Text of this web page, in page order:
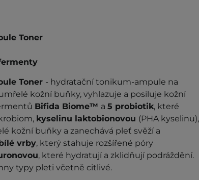
Toner
Toner - hydratační tonikum-ampule na
kožní buňky, vyhlazuje a posiluje kožní
Bifida Biome™ a 5 probiotik, které
kyselinu laktobionovou (PHA kyselinu),
kožní buňky a zanechává pleť svěží a
vrby, který stahuje rozšířené póry
, které hydratují a zklidňují podráždění.
typy pleti včetně citlivé.